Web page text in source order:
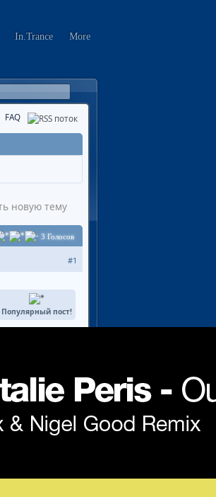
In.Trance More
FAQ
новую тему
3 Голосов
#1
Популярный пост!